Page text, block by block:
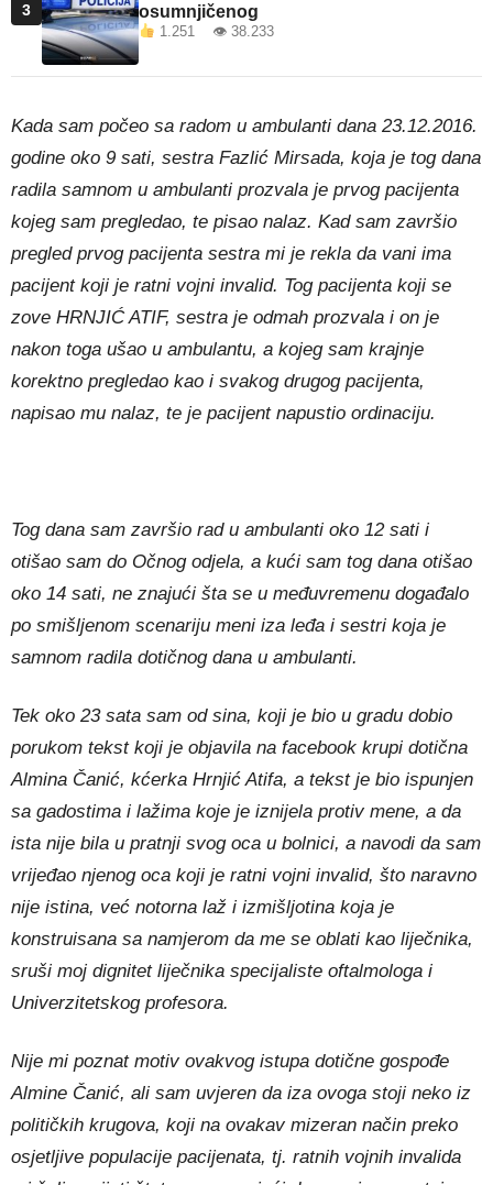
3
osumnjičenog
1.251 👁 38.233
Kada sam počeo sa radom u ambulanti dana 23.12.2016.
godine oko 9 sati, sestra Fazlić Mirsada, koja je tog dana
radila samnom u ambulanti prozvala je prvog pacijenta
kojeg sam pregledao, te pisao nalaz. Kad sam završio
pregled prvog pacijenta sestra mi je rekla da vani ima
pacijent koji je ratni vojni invalid. Tog pacijenta koji se
zove HRNJIĆ ATIF, sestra je odmah prozvala i on je
nakon toga ušao u ambulantu, a kojeg sam krajnje
korektno pregledao kao i svakog drugog pacijenta,
napisao mu nalaz, te je pacijent napustio ordinaciju.
Tog dana sam završio rad u ambulanti oko 12 sati i
otišao sam do Očnog odjela, a kući sam tog dana otišao
oko 14 sati, ne znajući šta se u međuvremenu događalo
po smišljenom scenariju meni iza leđa i sestri koja je
samnom radila dotičnog dana u ambulanti.
Tek oko 23 sata sam od sina, koji je bio u gradu dobio
porukom tekst koji je objavila na facebook krupi dotična
Almina Čanić, kćerka Hrnjić Atifa, a tekst je bio ispunjen
sa gadostima i lažima koje je iznijela protiv mene, a da
ista nije bila u pratnji svog oca u bolnici, a navodi da sam
vrijeđao njenog oca koji je ratni vojni invalid, što naravno
nije istina, već notorna laž i izmišljotina koja je
konstruisana sa namjerom da me se oblati kao liječnika,
sruši moj dignitet liječnika specijaliste oftalmologa i
Univerzitetskog profesora.
Nije mi poznat motiv ovakvog istupa dotične gospođe
Almine Čanić, ali sam uvjeren da iza ovoga stoji neko iz
političkih krugova, koji na ovakav mizeran način preko
osjetljive populacije pacijenata, tj. ratnih vojnih invalida